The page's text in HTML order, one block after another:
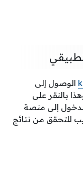
الوصول إلى
بالنقر على
إلى منصة
للتحقق من نتائج